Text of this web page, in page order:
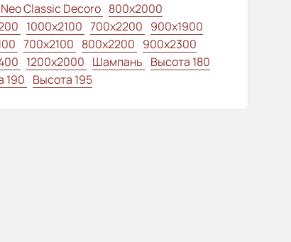
Classic Decoro 800x2000
1000x2100 700x2200 900x1900
700x2100 800x2200 900x2300
1200x2000 Шампань Высота 180
190 Высота 195